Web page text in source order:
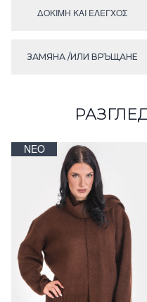
ΔΟΚΙΜΉ ΚΑΙ ΕΛΕΓΧΟΣ
ЗАМЯНА /ИЛИ ВРЪЩАНЕ
ΝΈΟ